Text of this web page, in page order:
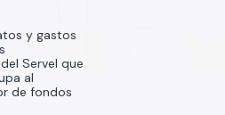
y gastos
Servel que
al
de fondos